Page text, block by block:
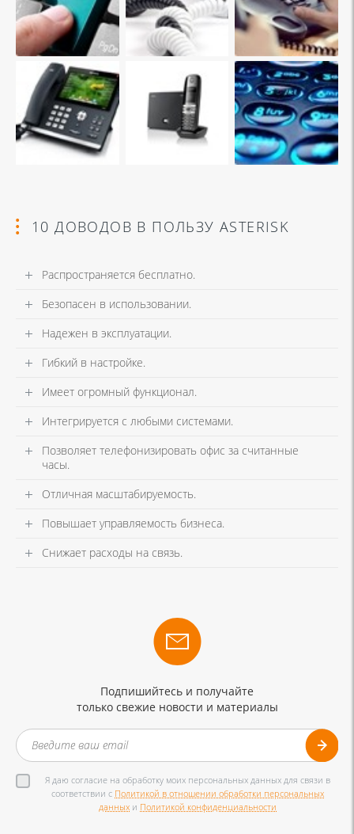
10 ДОВОДОВ В ПОЛЬЗУ ASTERISK
Распространяется бесплатно.
Безопасен в использовании.
Надежен в эксплуатации.
Гибкий в настройке.
Имеет огромный функционал.
Интегрируется с любыми системами.
Позволяет телефонизировать офис за считанные
часы.
Отличная масштабируемость.
Повышает управляемость бизнеса.
Снижает расходы на связь.
Подпишийтесь и получайте
только свежие новости и материалы
Я даю согласие на обработку моих персональных данных для связи в
соответствии с Политикой в отношении обработки персональных
данных и Политикой конфиденциальности